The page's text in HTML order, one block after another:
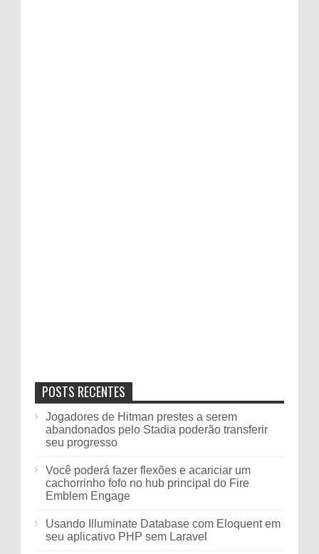
POSTS RECENTES
Jogadores de Hitman prestes a serem
abandonados pelo Stadia poderão transferir
seu progresso
Você poderá fazer flexões e acariciar um
cachorrinho fofo no hub principal do Fire
Emblem Engage
Usando Illuminate Database com Eloquent em
seu aplicativo PHP sem Laravel